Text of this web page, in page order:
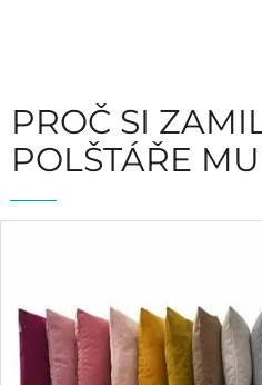
PROČ SI
POLŠTÁŘE